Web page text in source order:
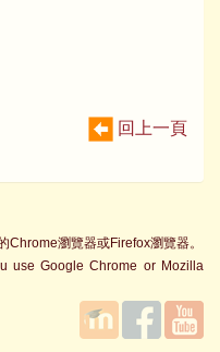
回上一頁
瀏覽器或Firefox瀏覽器。
use Google Chrome or Mozilla